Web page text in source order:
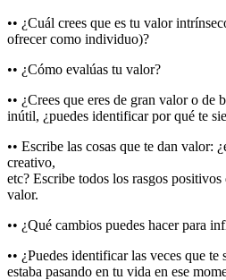
•• ¿Cuál crees que es tu valor
ofrecer como individuo)?
•• ¿Cómo evalúas tu valor?
•• ¿Crees que eres de gran valor o de
inútil, ¿puedes identificar por qué te
•• Escribe las cosas que te dan valor:
creativo,
etc? Escribe todos los rasgos
valor.
•• ¿Qué cambios puedes hacer para
•• ¿Puedes identificar las veces que
estaba pasando en tu vida en ese